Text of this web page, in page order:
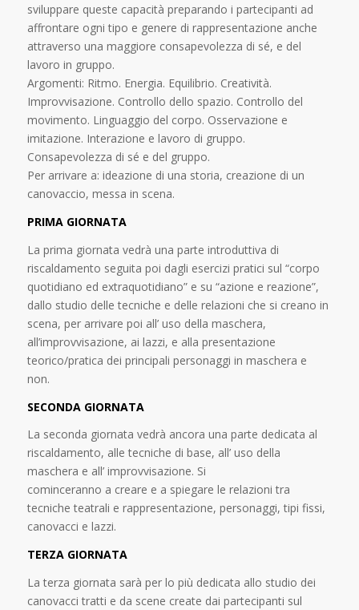
sviluppare queste capacità preparando i partecipanti ad
affrontare ogni tipo e genere di rappresentazione anche
attraverso una maggiore consapevolezza di sé, e del
lavoro in gruppo.
Argomenti: Ritmo. Energia. Equilibrio. Creatività.
Improvvisazione. Controllo dello spazio. Controllo del
movimento. Linguaggio del corpo. Osservazione e
imitazione. Interazione e lavoro di gruppo.
Consapevolezza di sé e del gruppo.
Per arrivare a: ideazione di una storia, creazione di un
canovaccio, messa in scena.
PRIMA GIORNATA
La prima giornata vedrà una parte introduttiva di
riscaldamento seguita poi dagli esercizi pratici sul “corpo
quotidiano ed extraquotidiano” e su “azione e reazione”,
dallo studio delle tecniche e delle relazioni che si creano in
scena, per arrivare poi all’ uso della maschera,
all’improvvisazione, ai lazzi, e alla presentazione
teorico/pratica dei principali personaggi in maschera e
non.
SECONDA GIORNATA
La seconda giornata vedrà ancora una parte dedicata al
riscaldamento, alle tecniche di base, all’ uso della
maschera e all’ improvvisazione. Si
cominceranno a creare e a spiegare le relazioni tra
tecniche teatrali e rappresentazione, personaggi, tipi fissi,
canovacci e lazzi.
TERZA GIORNATA
La terza giornata sarà per lo più dedicata allo studio dei
canovacci tratti e da scene create dai partecipanti sul